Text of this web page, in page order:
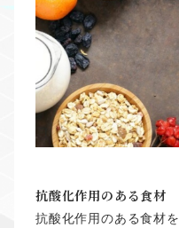
抗酸化作用のある食材
抗酸化作用のある食材